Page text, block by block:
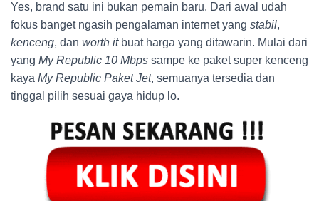
Yes, brand satu ini bukan pemain baru. Dari awal udah
fokus banget ngasih pengalaman internet yang stabil,
kenceng, dan worth itbuat harga yang ditawarin. Mulai dari
yang My Republic 10 Mbps sampe ke paket super kenceng
kaya My Republic Paket Jet, semuanya tersedia dan
tinggal pilih sesuai gaya hidup lo.